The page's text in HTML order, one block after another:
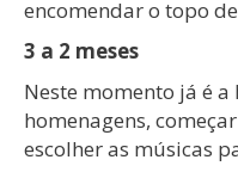
encomendar o topo
3 a 2 meses
Neste momento já é
homenagens,
escolher as músicas